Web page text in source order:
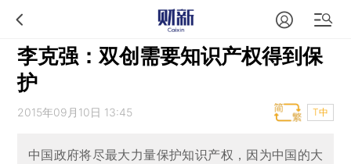
李克强：双创需要知识产权得到保
护
2015年09月10日 13:45 T中
中国政府将尽最大力量保护知识产权，因为中国的大